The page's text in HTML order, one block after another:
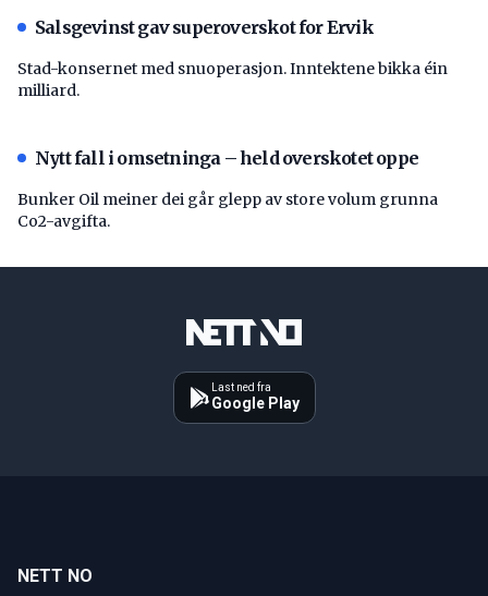
Salsgevinst gav superoverskot for Ervik
Stad-konsernet med snuoperasjon. Inntektene bikka éin
milliard.
Nytt fall i omsetninga – held overskotet oppe
Bunker Oil meiner dei går glepp av store volum grunna
Co2-avgifta.
Last ned fra
Google Play
NETT NO